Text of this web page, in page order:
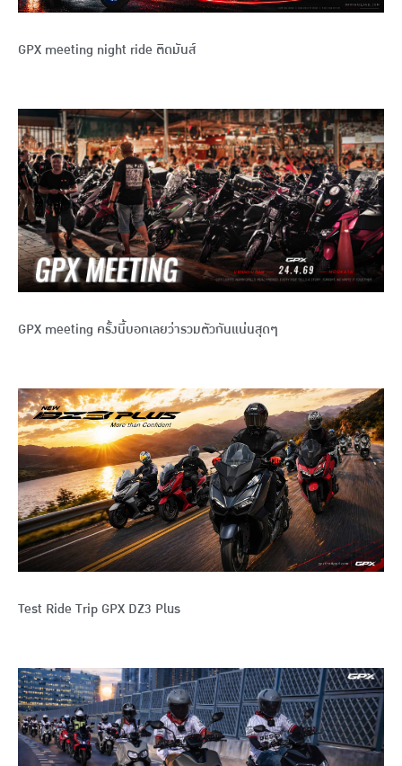
GPX meeting night ride ติดมันส์
GPX meeting ครั้งนี้บอกเลยว่ารวมตัวกันแน่นสุดๆ
Test Ride Trip GPX DZ3 Plus